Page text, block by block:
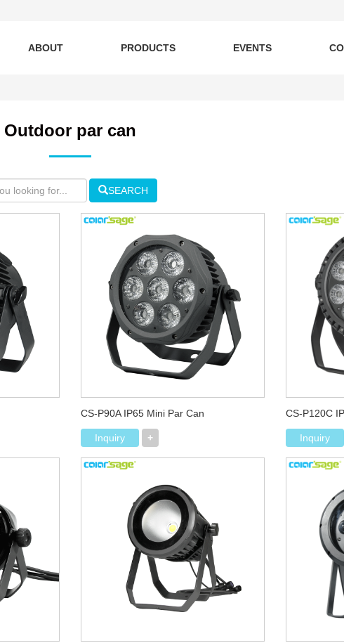
ABOUT PRODUCTS EVENTS
Outdoor par can
SEARCH
CS-P90A IP65 Mini Par Can
Inquiry +
CS-P120C
Inquiry